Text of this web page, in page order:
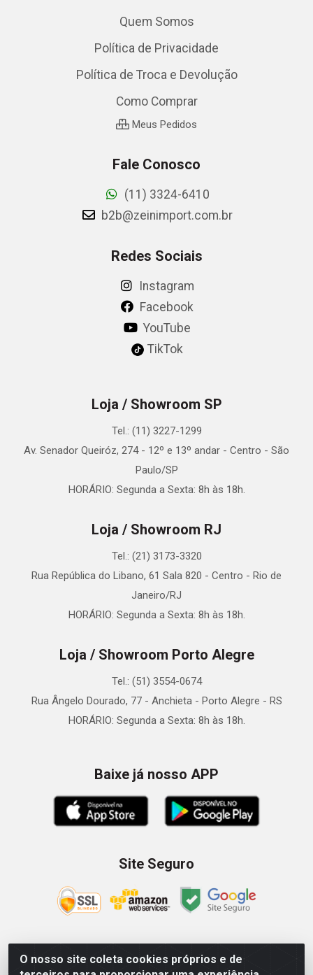
O nosso site coleta cookies próprios e de
Quem Somos
Política de Privacidade
Política de Troca e Devolução
Como Comprar
Meus Pedidos
Fale Conosco
(11) 3324-6410
b2b@zeinimport.com.br
Redes Sociais
Instagram
Facebook
YouTube
TikTok
Loja / Showroom SP
Tel.: (11) 3227-1299
Av. Senador Queiróz, 274 - 12º e 13º andar - Centro - São
Paulo/SP
HORÁRIO: Segunda a Sexta: 8h às 18h.
Loja / Showroom RJ
Tel.: (21) 3173-3320
Rua República do Libano, 61 Sala 820 - Centro - Rio de
Janeiro/RJ
HORÁRIO: Segunda a Sexta: 8h às 18h.
Loja / Showroom Porto Alegre
Tel.: (51) 3554-0674
Rua Ângelo Dourado, 77 - Anchieta - Porto Alegre - RS
HORÁRIO: Segunda a Sexta: 8h às 18h.
Baixe já nosso APP
Site Seguro
Zein Importação e Comércio LTDA - Av. Senador Queiróz, 274